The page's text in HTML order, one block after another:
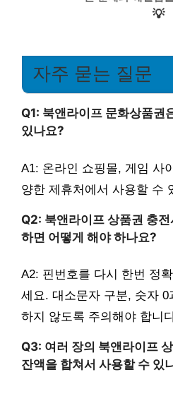
💡
자주 묻는 질문
Q1: 북앤라이프 문화상품권
있나요?
A1: 온라인 쇼핑몰, 게임 사
양한 제휴처에서 사용할 수
Q2: 북앤라이프 상품권 충
하면 어떻게 해야 하나요?
A2: 핀번호를 다시 한번 정
세요. 대소문자 구분, 숫자
하지 않도록 주의해야 합니
Q3: 여러 장의 북앤라이프
잔액을 합쳐서 사용할 수 있